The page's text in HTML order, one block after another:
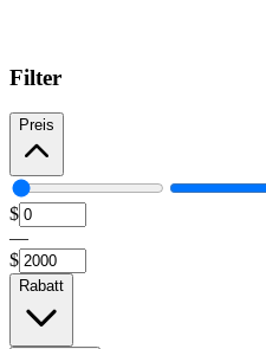
Filter
Preis
$
—
$
Rabatt